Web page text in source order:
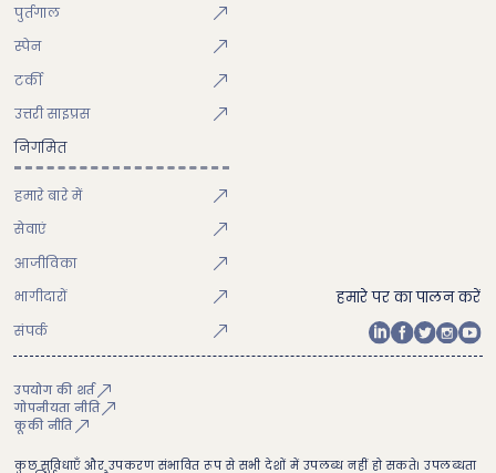
पुर्तगाल
स्पेन
टर्की
उत्तरी साइप्रस
निगमित
हमारे बारे में
सेवाएं
आजीविका
भागीदारों
संपर्क
हमारे पर का पालन करें
उपयोग की शर्त
गोपनीयता नीति
कूकी नीति
कुछ सुविधाएँ और उपकरण संभावित रूप से सभी देशों में उपलब्ध नहीं हो सकते। उपलब्धता